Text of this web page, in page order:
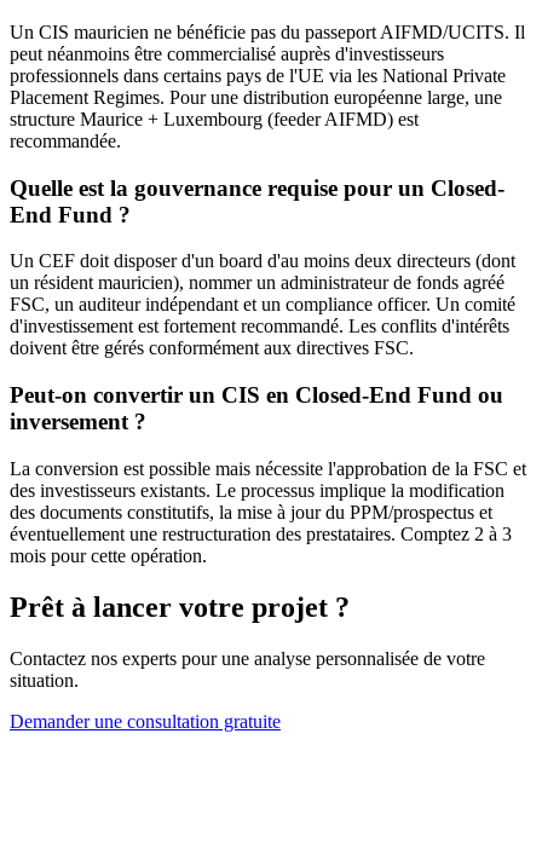
Un CIS mauricien ne bénéficie pas du passeport AIFMD/UCITS. Il
peut néanmoins être commercialisé auprès d'investisseurs
professionnels dans certains pays de l'UE via les National Private
Placement Regimes. Pour une distribution européenne large, une
structure Maurice + Luxembourg (feeder AIFMD) est
recommandée.
Quelle est la gouvernance requise pour un Closed-
End Fund ?
Un CEF doit disposer d'un board d'au moins deux directeurs (dont
un résident mauricien), nommer un administrateur de fonds agréé
FSC, un auditeur indépendant et un compliance officer. Un comité
d'investissement est fortement recommandé. Les conflits d'intérêts
doivent être gérés conformément aux directives FSC.
Peut-on convertir un CIS en Closed-End Fund ou
inversement ?
La conversion est possible mais nécessite l'approbation de la FSC et
des investisseurs existants. Le processus implique la modification
des documents constitutifs, la mise à jour du PPM/prospectus et
éventuellement une restructuration des prestataires. Comptez 2 à 3
mois pour cette opération.
Prêt à lancer votre projet ?
Contactez nos experts pour une analyse personnalisée de votre
situation.
Demander une consultation gratuite